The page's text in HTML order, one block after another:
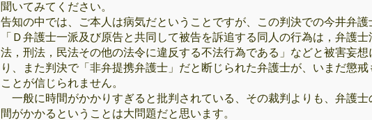
聞いてみてください。
告知の中では、ご本人は病気だということですが、この判決での今井弁護
「Ｄ弁護士一派及び原告と共同して被告を訴追する同人の行為は，弁護士
法，刑法，民法その他の法令に違反する不法行為である」などと被害妄想
り、また判決で「非弁提携弁護士」だと断じられた弁護士が、いまだ懲戒
ことが信じられません。
一般に時間がかかりすぎると批判されている、その裁判よりも、弁護士
間がかかるということは大問題だと思います。